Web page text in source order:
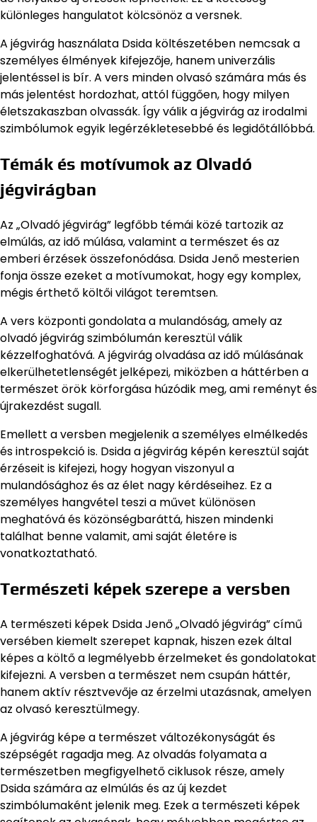
különleges hangulatot kölcsönöz a versnek.
A jégvirág használata Dsida költészetében nemcsak a
személyes élmények kifejezője, hanem univerzális
jelentéssel is bír. A vers minden olvasó számára más és
más jelentést hordozhat, attól függően, hogy milyen
életszakaszban olvassák. Így válik a jégvirág az irodalmi
szimbólumok egyik legérzékletesebbé és legidőtállóbbá.
Témák és motívumok az Olvadó
jégvirágban
Az „Olvadó jégvirág” legfőbb témái közé tartozik az
elmúlás, az idő múlása, valamint a természet és az
emberi érzések összefonódása. Dsida Jenő mesterien
fonja össze ezeket a motívumokat, hogy egy komplex,
mégis érthető költői világot teremtsen.
A vers központi gondolata a mulandóság, amely az
olvadó jégvirág szimbólumán keresztül válik
kézzelfoghatóvá. A jégvirág olvadása az idő múlásának
elkerülhetetlenségét jelképezi, miközben a háttérben a
természet örök körforgása húzódik meg, ami reményt és
újrakezdést sugall.
Emellett a versben megjelenik a személyes elmélkedés
és introspekció is. Dsida a jégvirág képén keresztül saját
érzéseit is kifejezi, hogy hogyan viszonyul a
mulandósághoz és az élet nagy kérdéseihez. Ez a
személyes hangvétel teszi a művet különösen
meghatóvá és közönségbaráttá, hiszen mindenki
találhat benne valamit, ami saját életére is
vonatkoztatható.
Természeti képek szerepe a versben
A természeti képek Dsida Jenő „Olvadó jégvirág” című
versében kiemelt szerepet kapnak, hiszen ezek által
képes a költő a legmélyebb érzelmeket és gondolatokat
kifejezni. A versben a természet nem csupán háttér,
hanem aktív résztvevője az érzelmi utazásnak, amelyen
az olvasó keresztülmegy.
A jégvirág képe a természet változékonyságát és
szépségét ragadja meg. Az olvadás folyamata a
természetben megfigyelhető ciklusok része, amely
Dsida számára az elmúlás és az új kezdet
szimbólumaként jelenik meg. Ezek a természeti képek